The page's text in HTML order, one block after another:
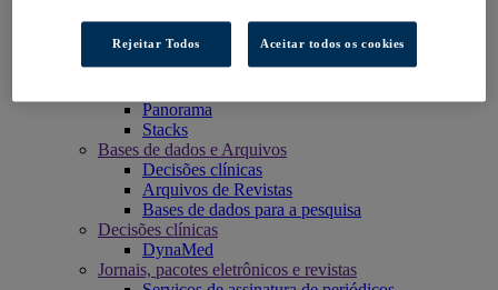
eReserve Plus
Explora
Full Text Finder
Panorama
Stacks
Bases de dados e Arquivos
Decisões clínicas
Arquivos de Revistas
Bases de dados para a pesquisa
Decisões clínicas
DynaMed
Jornais, pacotes eletrônicos e revistas
Rejeitar Todos Aceitar todos os cookies